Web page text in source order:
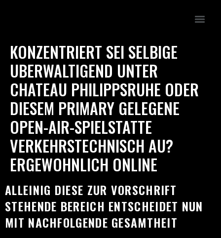
KONZENTRIERT SEI SELBIGE
UBERWALTIGEND UNTER
CHATEAU PHILIPPSRUHE ODER
DIESEM PRIMARY GELEGENE
OPEN-AIR-SPIELSTATTE
VERKEHRSTECHNISCH AU?
ERGEWOHNLICH ONLINE
ALLEINIG DIESE ZUR VORSCHRIFT
STEHENDE BEREICH ENTSCHEIDET NUN
MIT NACHFOLGENDE GESAMTHEIT